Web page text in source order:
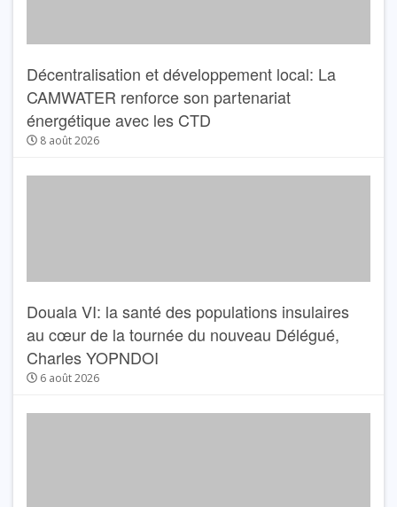
Décentralisation et développement local: La
CAMWATER renforce son partenariat
énergétique avec les CTD
8 août 2026
Douala VI: la santé des populations insulaires
au cœur de la tournée du nouveau Délégué,
Charles YOPNDOI
6 août 2026